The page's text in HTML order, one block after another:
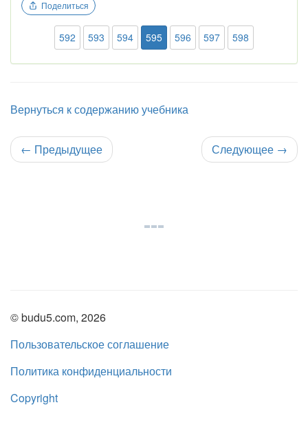
Поделиться
592 593 594 595 596 597 598
Вернуться к содержанию учебника
← Предыдущее Следующее →
© budu5.com, 2026
Пользовательское соглашение
Политика конфиденциальности
Copyright